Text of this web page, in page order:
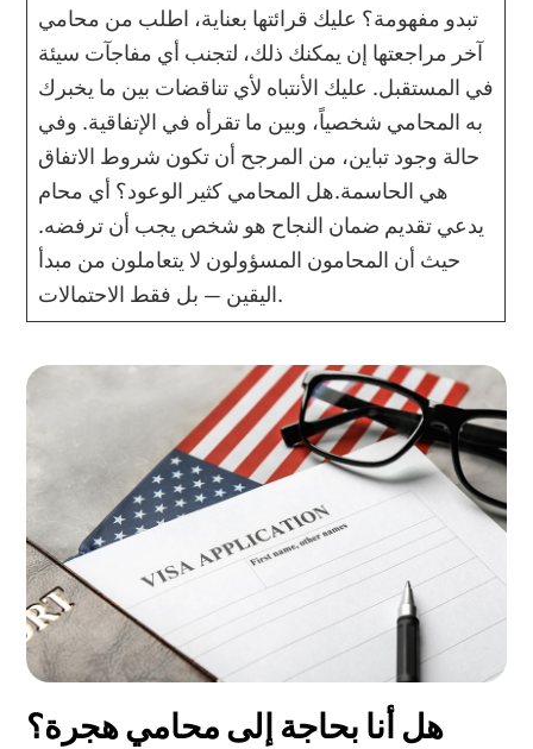
تبدو مفهومة؟ عليك قرائتها بعناية، اطلب من محامي
آخر مراجعتها إن يمكنك ذلك، لتجنب أي مفاجآت سيئة
في المستقبل. عليك الأنتباه لأي تناقضات بين ما يخبرك
به المحامي شخصياً، وبين ما تقرأه في الإتفاقية. وفي
حالة وجود تباين، من المرجح أن تكون شروط الاتفاق
هي الحاسمة.هل المحامي كثير الوعود؟ أي محام
يدعي تقديم ضمان النجاح هو شخص يجب أن ترفضه.
حيث أن المحامون المسؤولون لا يتعاملون من مبدأ
اليقين — بل فقط الاحتمالات.
هل أنا بحاجة إلى محامي هجرة؟